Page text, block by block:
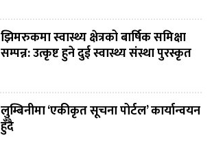
झिमरुकमा स्वास्थ्य क्षेत्रको बार्षिक समिक्षा
सम्पन्न: उत्कृष्ट हुने दुई स्वास्थ्य संस्था पुरस्कृत
लुम्बिनीमा ‘एकीकृत सूचना पोर्टल’ कार्यान्वयन
हुँदै